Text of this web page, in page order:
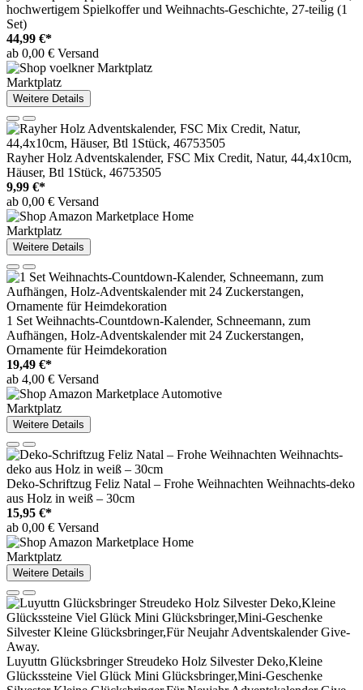
hochwertigem Spielkoffer und Weihnachts-Geschichte, 27-teilig (1
Set)
44,99 €*
ab 0,00 € Versand
Marktplatz
Weitere Details
Rayher Holz Adventskalender, FSC Mix Credit, Natur, 44,4x10cm,
Häuser, Btl 1Stück, 46753505
9,99 €*
ab 0,00 € Versand
Marktplatz
Weitere Details
1 Set Weihnachts-Countdown-Kalender, Schneemann, zum
Aufhängen, Holz-Adventskalender mit 24 Zuckerstangen,
Ornamente für Heimdekoration
19,49 €*
ab 4,00 € Versand
Marktplatz
Weitere Details
Deko-Schriftzug Feliz Natal – Frohe Weihnachten Weihnachts-deko
aus Holz in weiß – 30cm
15,95 €*
ab 0,00 € Versand
Marktplatz
Weitere Details
Luyuttn Glücksbringer Streudeko Holz Silvester Deko,Kleine
Glückssteine Viel Glück Mini Glücksbringer,Mini-Geschenke